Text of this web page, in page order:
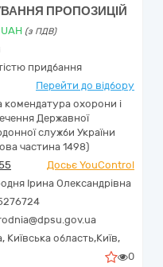
ПРОПОЗИЦІЙ
UAH (з ПДВ)
придбання
Перейти до відбору
комендатура охорони і
Державної
служби України
частина 1498)
Досьє YouControl
Ірина Олександрівна
, Київська область,Київ,
0